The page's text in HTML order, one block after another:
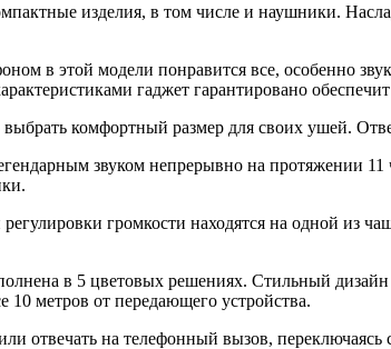
изделия, в том числе и наушники.
в этой модели понравится все, особенно
гаджет гарантировано
комфортный размер для своих ушей.
звуком непрерывно на протяжении 11
громкости находятся на одной из
в 5 цветовых решениях. Стильный дизайн
10 метров от передающего устройства.
отвечать на телефонный вызов,